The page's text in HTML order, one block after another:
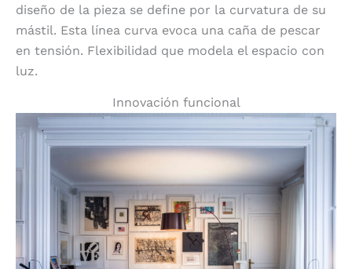
diseño de la pieza se define por la curvatura de su
mástil. Esta línea curva evoca una caña de pescar
en tensión. Flexibilidad que modela el espacio con
luz.
Innovación funcional